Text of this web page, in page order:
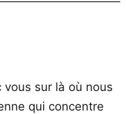
sur là où nous
qui concentre